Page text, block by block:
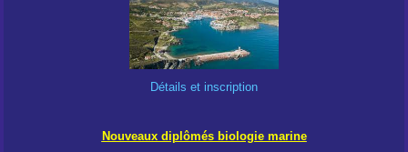
Détails et inscription
Nouveaux diplômés biologie marine